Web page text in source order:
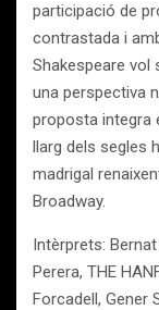
participació de
contrastada i
Shakespeare vol
una perspectiva
proposta integra
llarg dels segles
madrigal
Broadway.
Intèrprets:
Perera, THE
Forcadell, Gener